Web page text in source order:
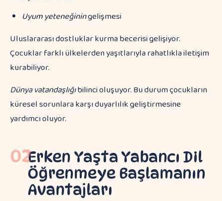
Uyum yeteneğiningelişmesi
Uluslararası dostluklar kurma becerisi gelişiyor.
Çocuklar farklı ülkelerden yaşıtlarıyla rahatlıkla iletişim
kurabiliyor.
Dünya vatandaşlığıbilinci oluşuyor. Bu durum çocukların
küresel sorunlara karşı duyarlılık geliştirmesine
yardımcı oluyor.
02Erken Yaşta Yabancı Dil
Öğrenmeye Başlamanın
Avantajları